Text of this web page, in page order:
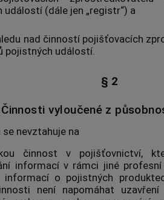
událostí (dále jen „registr“) a
nad činností pojišťovacích
pojistných událostí.
§ 2
Činnosti vyloučené z
nevztahuje na
činnost v pojišťovnictví,
informací v rámci jiné
informací o pojistných
není napomáhat